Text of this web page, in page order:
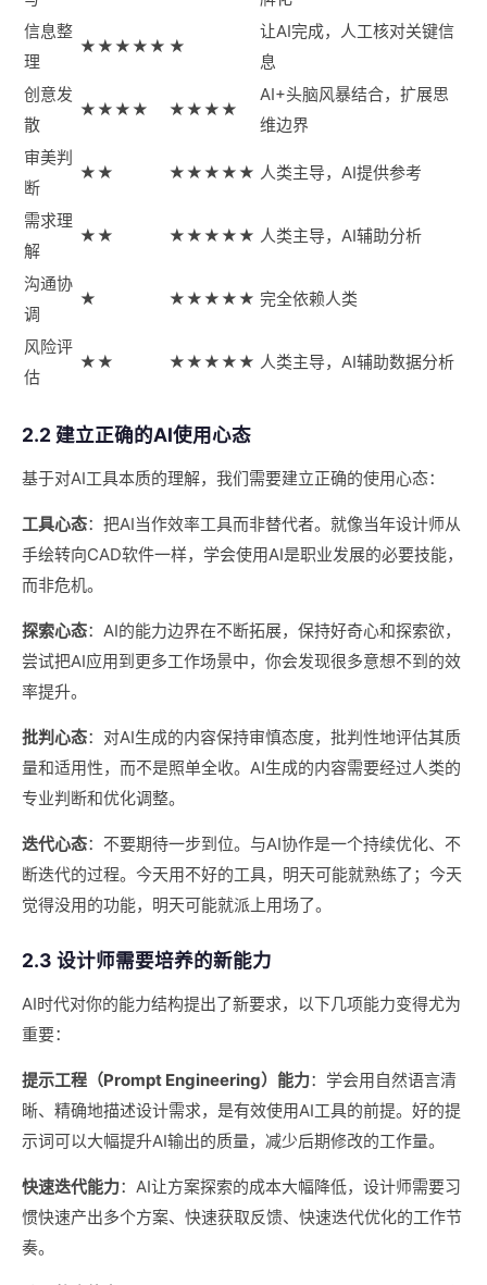
信息整
理
★★★★★ ★
让AI完成，人工核对关键信
息
创意发
散
★★★★ ★★★★
AI+头脑风暴结合，扩展思
维边界
审美判
断
★★ ★★★★★ 人类主导，AI提供参考
需求理
解
★★ ★★★★★ 人类主导，AI辅助分析
沟通协
调
★ ★★★★★ 完全依赖人类
风险评
估
★★ ★★★★★ 人类主导，AI辅助数据分析
2.2 建立正确的AI使用心态
基于对AI工具本质的理解，我们需要建立正确的使用心态：
工具心态：把AI当作效率工具而非替代者。就像当年设计师从
手绘转向CAD软件一样，学会使用AI是职业发展的必要技能，
而非危机。
探索心态：AI的能力边界在不断拓展，保持好奇心和探索欲，
尝试把AI应用到更多工作场景中，你会发现很多意想不到的效
率提升。
批判心态：对AI生成的内容保持审慎态度，批判性地评估其质
量和适用性，而不是照单全收。AI生成的内容需要经过人类的
专业判断和优化调整。
迭代心态：不要期待一步到位。与AI协作是一个持续优化、不
断迭代的过程。今天用不好的工具，明天可能就熟练了；今天
觉得没用的功能，明天可能就派上用场了。
2.3 设计师需要培养的新能力
AI时代对你的能力结构提出了新要求，以下几项能力变得尤为
重要：
提示工程（Prompt Engineering）能力：学会用自然语言清
晰、精确地描述设计需求，是有效使用AI工具的前提。好的提
示词可以大幅提升AI输出的质量，减少后期修改的工作量。
快速迭代能力：AI让方案探索的成本大幅降低，设计师需要习
惯快速产出多个方案、快速获取反馈、快速迭代优化的工作节
奏。